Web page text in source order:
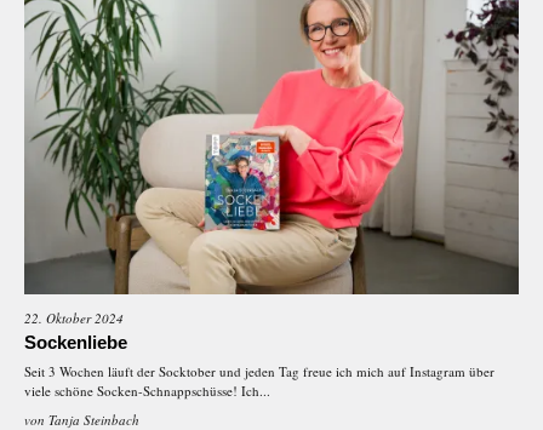
22. Oktober 2024
Sockenliebe
Seit 3 Wochen läuft der Socktober und jeden Tag freue ich mich auf Instagram über
viele schöne Socken-Schnappschüsse! Ich...
von Tanja Steinbach